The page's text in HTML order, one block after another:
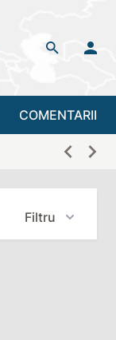
COMENTARII
Filtru